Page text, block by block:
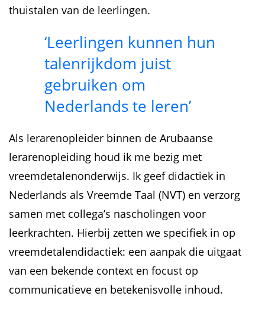
thuistalen van de leerlingen.
‘Leerlingen kunnen hun
talenrijkdom juist
gebruiken om
Nederlands te leren’
Als lerarenopleider binnen de Arubaanse
lerarenopleiding houd ik me bezig met
vreemdetalenonderwijs. Ik geef didactiek in
Nederlands als Vreemde Taal (NVT) en verzorg
samen met collega’s nascholingen voor
leerkrachten. Hierbij zetten we specifiek in op
vreemdetalendidactiek: een aanpak die uitgaat
van een bekende context en focust op
communicatieve en betekenisvolle inhoud.